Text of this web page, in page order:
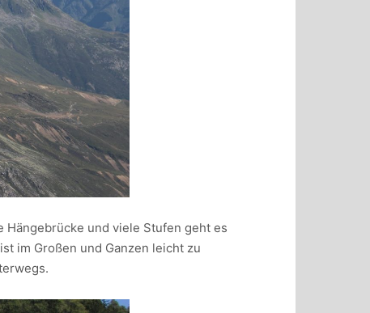
Hängebrücke und viele Stufen geht es
im Großen und Ganzen leicht zu